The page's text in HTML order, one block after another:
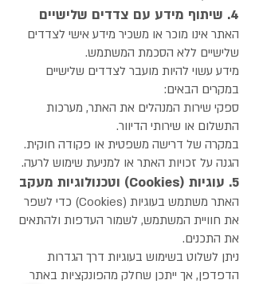
4. שיתוף מידע עם צדדים שלישיים
האתר אינו מוכר או משכיר מידע אישי לצדדים
שלישיים ללא הסכמת המשתמש.
מידע עשוי להיות מועבר לצדדים שלישיים
במקרים הבאים:
ספקי שירות המנהלים את האתר, מערכות
התשלום או שירותי הדיוור.
במקרה של דרישה משפטית או פקודה חוקית.
הגנה על זכויות האתר או למניעת שימוש לרעה.
5. עוגיות (Cookies) וטכנולוגיות מעקב
האתר משתמש בעוגיות (Cookies) כדי לשפר
את חוויית המשתמש, לשמור העדפות ולהתאים
את התכנים.
ניתן לשלוט בשימוש בעוגיות דרך הגדרות
הדפדפן, אך ייתכן שחלק מהפונקציות באתר